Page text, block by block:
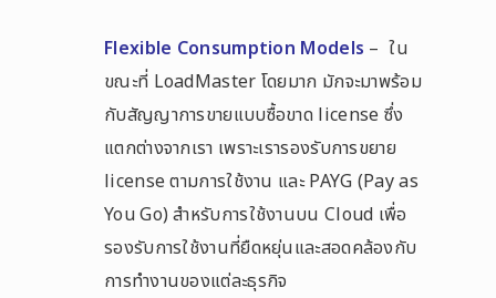
Flexible Consumption Models – ใน
ขณะที่ LoadMaster โดยมาก มักจะมาพร้อม
กับสัญญาการขายแบบซื้อขาด license ซึ่ง
แตกต่างจากเรา เพราะเรารองรับการขยาย
license ตามการใช้งาน และ PAYG (Pay as
You Go) สำหรับการใช้งานบน Cloud เพื่อ
รองรับการใช้งานที่ยืดหยุ่นและสอดคล้องกับ
การทำงานของแต่ละธุรกิจ